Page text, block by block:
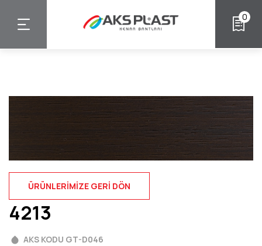
içeriğe
0
ÜRÜNLERIMIZE GERI DÖN
4213
AKS KODU GT-D046